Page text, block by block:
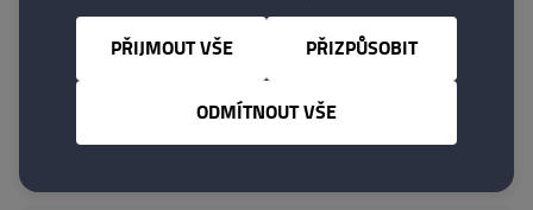
PHOBOS spol. s r.o.
Frenštát pod Radhoštěm
PŘIZPŮSOBIT
ODMÍTNOUT VŠE
PŘIJMOUT VŠE